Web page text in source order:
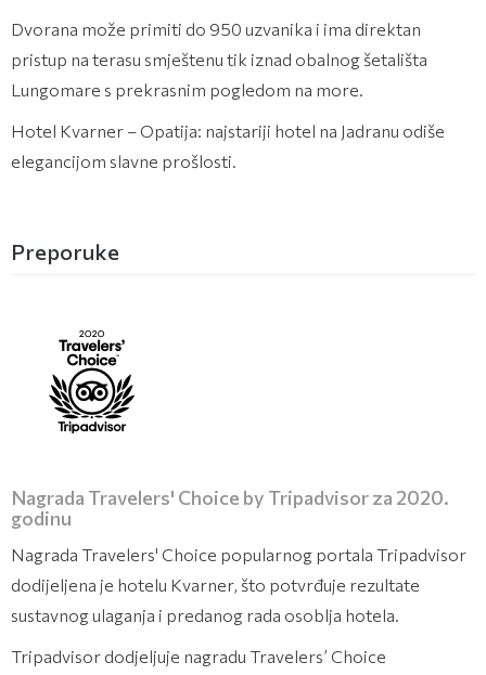
Dvorana može primiti do 950 uzvanika i ima direktan
pristup na terasu smještenu tik iznad obalnog šetališta
Lungomare s prekrasnim pogledom na more.
Hotel Kvarner – Opatija: najstariji hotel na Jadranu odiše
elegancijom slavne prošlosti.
Preporuke
Nagrada Travelers' Choice by Tripadvisor za 2020.
godinu
Nagrada Travelers' Choice popularnog portala Tripadvisor
dodijeljena je hotelu Kvarner, što potvrđuje rezultate
sustavnog ulaganja i predanog rada osoblja hotela.
Tripadvisor dodjeljuje nagradu Travelers’ Choice